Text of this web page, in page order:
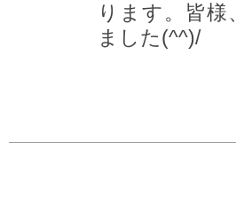
ります。皆
ました(^^)/